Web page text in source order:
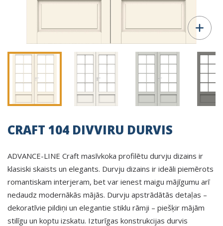
CRAFT 104 DIVVIRU DURVIS
ADVANCE-LINE Craft masīvkoka profilētu durvju dizains ir
klasiski skaists un elegants. Durvju dizains ir ideāli piemērots
romantiskam interjeram, bet var ienest maigu mājīgumu arī
nedaudz modernākās mājās. Durvju apstrādātās detaļas –
dekoratīvie pildiņi un elegantie stiklu rāmji – piešķir mājām
stilīgu un koptu izskatu. Izturīgas konstrukcijas durvis